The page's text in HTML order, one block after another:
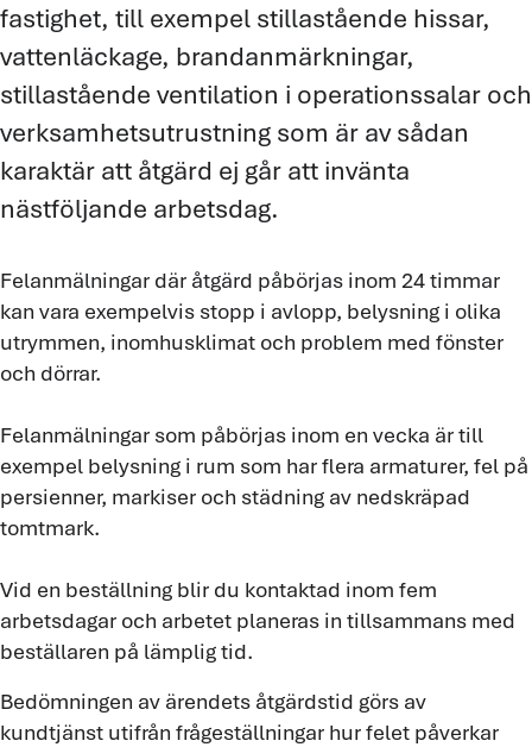
fastighet, till exempel stillastående hissar,
vattenläckage, brandanmärkningar,
stillastående ventilation i operationssalar och
verksamhetsutrustning som är av sådan
karaktär att åtgärd ej går att invänta
nästföljande arbetsdag.
Felanmälningar där åtgärd påbörjas inom 24 timmar
kan vara exempelvis stopp i avlopp, belysning i olika
utrymmen, inomhusklimat och problem med fönster
och dörrar.
Felanmälningar som påbörjas inom en vecka är till
exempel belysning i rum som har flera armaturer, fel på
persienner, markiser och städning av nedskräpad
tomtmark.
Vid en beställning blir du kontaktad inom fem
arbetsdagar och arbetet planeras in tillsammans med
beställaren på lämplig tid.
Bedömningen av ärendets åtgärdstid görs av
kundtjänst utifrån frågeställningar hur felet påverkar